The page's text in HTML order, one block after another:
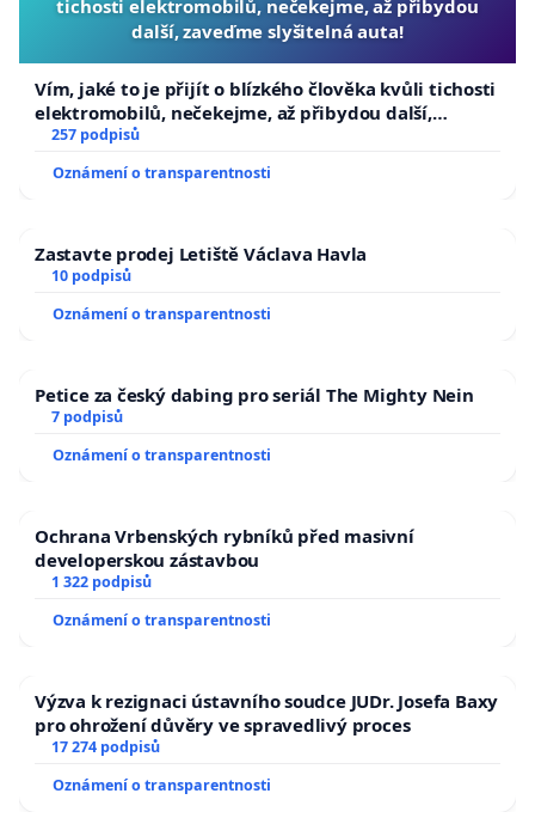
tichosti elektromobilů, nečekejme, až přibydou
další, zaveďme slyšitelná auta!
Vím, jaké to je přijít o blízkého člověka kvůli tichosti
elektromobilů, nečekejme, až přibydou další,
zaveďme slyšitelná auta!
257 podpisů
Oznámení o transparentnosti
Zastavte prodej Letiště Václava Havla
10 podpisů
Oznámení o transparentnosti
Petice za český dabing pro seriál The Mighty Nein
7 podpisů
Oznámení o transparentnosti
Ochrana Vrbenských rybníků před masivní
developerskou zástavbou
1 322 podpisů
Oznámení o transparentnosti
Výzva k rezignaci ústavního soudce JUDr. Josefa Baxy
pro ohrožení důvěry ve spravedlivý proces
17 274 podpisů
Oznámení o transparentnosti